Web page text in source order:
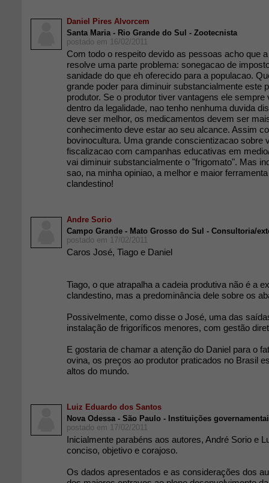
Daniel Pires Alvorcem
Santa Maria - Rio Grande do Sul - Zootecnista
postado em 16/02/2011
Com todo o respeito devido as pessoas acho que
resolve uma parte problema: sonegacao de
sanidade do que eh oferecido para a populacao.
grande poder para diminuir substancialmente este
produtor. Se o produtor tiver vantagens ele sempre
dentro da legalidade, nao tenho nenhuma duvida
deve ser melhor, os medicamentos devem ser
conhecimento deve estar ao seu alcance. Assim
bovinocultura. Uma grande conscientizacao sobre
fiscalizacao com campanhas educativas em
vai diminuir substancialmente o "frigomato". Mas
sao, na minha opiniao, a melhor e maior
clandestino!
Andre Sorio
Campo Grande - Mato Grosso do Sul - Consultoria/
postado em 17/02/2011
Caros José, Tiago e Daniel
Tiago, o que atrapalha a cadeia produtiva não é a
clandestino, mas a predominância dele sobre os
Possivelmente, como disse o José, uma das
instalação de frigoríficos menores, com gestão
E gostaria de chamar a atenção do Daniel para o
ovina, os preços ao produtor praticados no Brasil
altos do mundo.
Luiz Eduardo dos Santos
Nova Odessa - São Paulo - Instituições
postado em 17/02/2011
Inicialmente parabéns aos autores, André Sorio e
conciso, objetivo e corajoso.
Os dados apresentados e as considerações dos